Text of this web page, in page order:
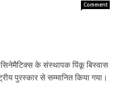
Comment
सिनेमैटिक्स के संस्थापक पिंकू बिस्वास
पुरस्कार से सम्मानित किया गया।